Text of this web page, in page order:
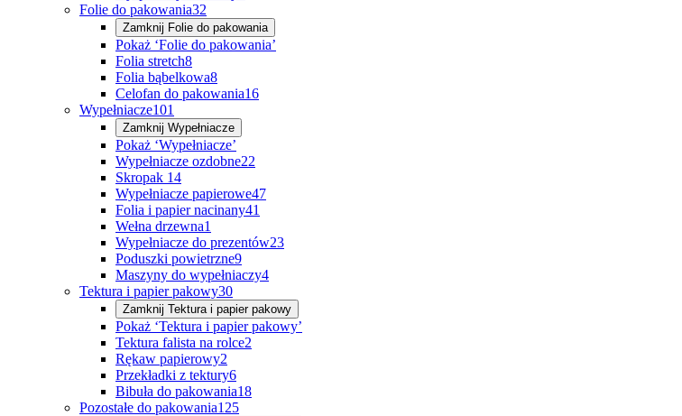
Folie do pakowania32
Zamknij Folie do pakowania
Pokaż ‘Folie do pakowania’
Folia stretch8
Folia bąbelkowa8
Celofan do pakowania16
Wypełniacze101
Zamknij Wypełniacze
Pokaż ‘Wypełniacze’
Wypełniacze ozdobne22
Skropak 14
Wypełniacze papierowe47
Folia i papier nacinany41
Wełna drzewna1
Wypełniacze do prezentów23
Poduszki powietrzne9
Maszyny do wypełniaczy4
Tektura i papier pakowy30
Zamknij Tektura i papier pakowy
Pokaż ‘Tektura i papier pakowy’
Tektura falista na rolce2
Rękaw papierowy2
Przekładki z tektury6
Bibuła do pakowania18
Pozostałe do pakowania125